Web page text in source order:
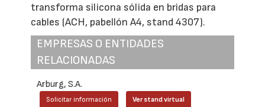
transforma silicona sólida en bridas para
cables (ACH, pabellón A4, stand 4307).
EMPRESAS O ENTIDADES
RELACIONADAS
Arburg, S.A.
Solicitar información Ver stand virtual